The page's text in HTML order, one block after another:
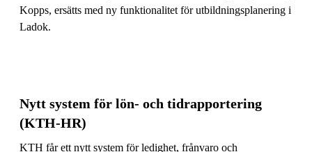
Kopps, ersätts med ny funktionalitet för utbildningsplanering i
Ladok.
Nytt system för lön- och tidrapportering
(KTH-HR)
KTH får ett nytt system för ledighet, frånvaro och